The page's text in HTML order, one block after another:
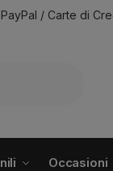
PayPal / Carte di
Occasioni